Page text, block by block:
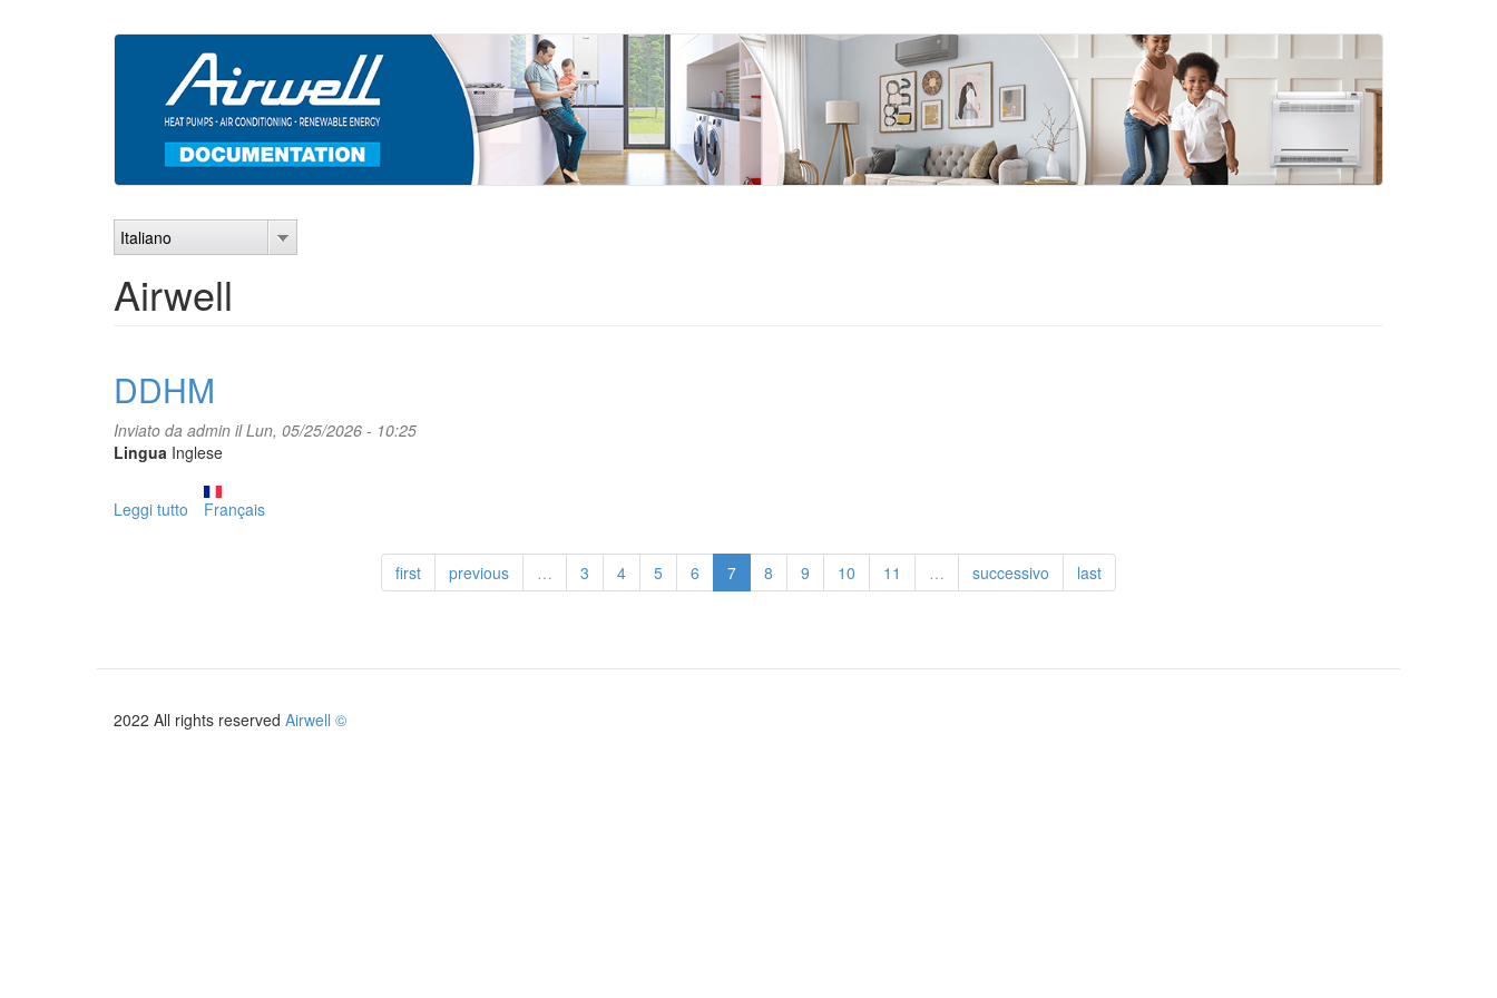
Italiano
Airwell
DDHM
Inviato da admin il Lun, 05/25/2026 - 10:25
Lingua Inglese
Leggi tutto Français
first previous … 3 4 5 6 7 8 9 10 11 … successivo last
2022 All rights reserved Airwell ©